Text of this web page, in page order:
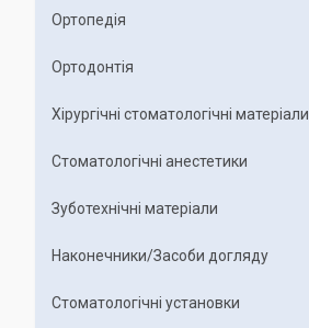
Ортопедія
Ортодонтія
Хірургічні стоматологічні матеріали
Стоматологічні анестетики
Зуботехнічні матеріали
Наконечники/Засоби догляду
Стоматологічні установки